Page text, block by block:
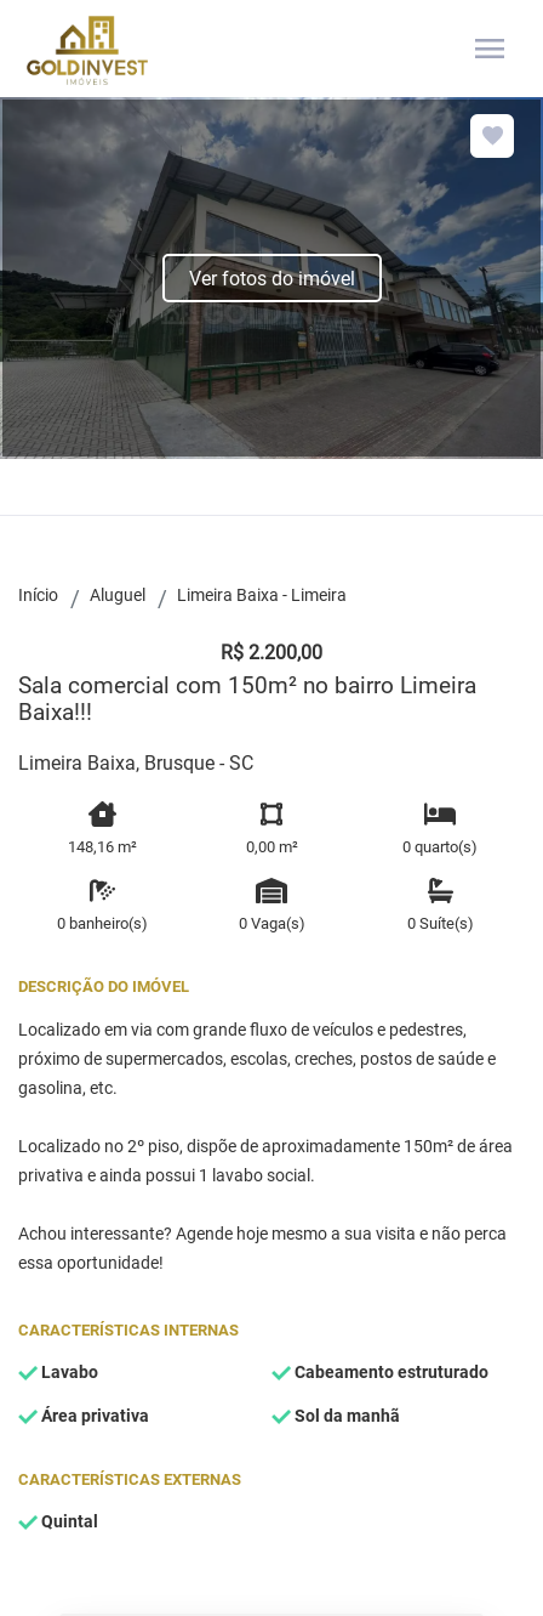
menu
Ver fotos do imóvel
Início Aluguel Limeira Baixa - Limeira
R$ 2.200,00
Sala comercial com 150m² no bairro Limeira
Baixa!!!
Limeira Baixa, Brusque - SC
148,16 m² 0,00 m² 0 quarto(s)
0 banheiro(s) 0 Vaga(s) 0 Suíte(s)
DESCRIÇÃO DO IMÓVEL
Localizado em via com grande fluxo de veículos e pedestres,
próximo de supermercados, escolas, creches, postos de saúde e
gasolina, etc.
Localizado no 2º piso, dispõe de aproximadamente 150m² de área
privativa e ainda possui 1 lavabo social.
Achou interessante? Agende hoje mesmo a sua visita e não perca
essa oportunidade!
CARACTERÍSTICAS INTERNAS
Lavabo Cabeamento estruturado
Área privativa Sol da manhã
CARACTERÍSTICAS EXTERNAS
Quintal